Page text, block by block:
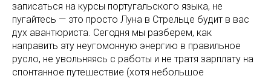
записаться на курсы португальского языка, не
пугайтесь — это просто Луна в Стрельце будит в вас
дух авантюриста. Сегодня мы разберем, как
направить эту неугомонную энергию в правильное
русло, не увольняясь с работы и не тратя зарплату на
спонтанное путешествие (хотя небольшое